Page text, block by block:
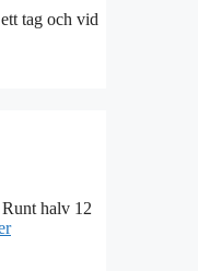
tag och vid
halv 12